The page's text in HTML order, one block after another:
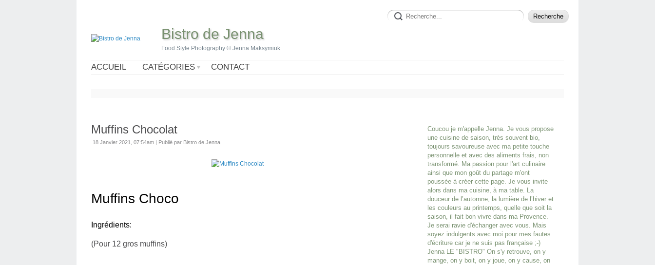
Bistro de Jenna
Food Style Photography © Jenna Maksymiuk
ACCUEIL CATÉGORIES CONTACT
Muffins Chocolat
18 Janvier 2021, 07:54am | Publié par Bistro de Jenna
Muffins Choco
Ingrédients:
(Pour 12 gros muffins)
Coucou je m'appelle Jenna. Je vous propose
une cuisine de saison, très souvent bio,
toujours savoureuse avec ma petite touche
personnelle et avec des aliments frais, non
transformé. Ma passion pour l'art culinaire
ainsi que mon goût du partage m'ont
poussée à créer cette page. Je vous invite
alors dans ma cuisine, à ma table. La
douceur de l’automne, la lumière de l’hiver et
les couleurs au printemps, quelle que soit la
saison, il fait bon vivre dans ma Provence.
Je serai ravie d'échanger avec vous. Mais
soyez indulgents avec moi pour mes fautes
d'écriture car je ne suis pas française ;-)
Jenna LE "BISTRO" On s'y retrouve, on y
mange, on y boit, on y joue, on y cause, on